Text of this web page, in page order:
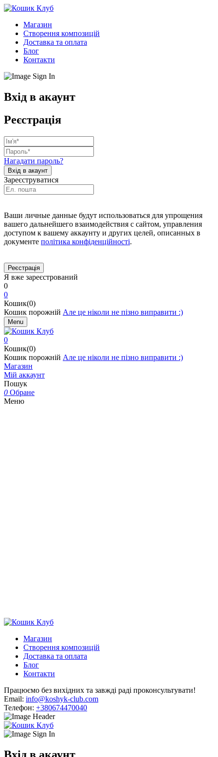
Магазин
Створення композицій
Доставка та оплата
Блог
Контакти
Вхід в акаунт
Реєстрація
Нагадати пароль?
Зареєструватися
Ваши личные данные будут использоваться для упрощения
вашего дальнейшего взаимодействия с сайтом, управления
доступом к вашему аккаунту и других целей, описанных в
документе політика конфіденційності.
Я вже зареєстрований
0
0
Кошик(0)
Кошик порожній Але це ніколи не пізно виправити :)
Menu
0
Кошик(0)
Кошик порожній Але це ніколи не пізно виправити :)
Магазин
Мій аккаунт
Пошук
0 Обране
Меню
Магазин
Створення композицій
Доставка та оплата
Блог
Контакти
Працюємо без вихідних та завжді раді проконсультувати!
Email: info@koshyk-club.com
Телефон: +380674470040
Вхід в акаунт